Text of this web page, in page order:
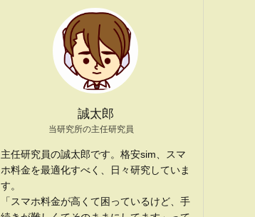
誠太郎
当研究所の主任研究員
主任研究員の誠太郎です。格安sim、スマ
ホ料金を最適化すべく、日々研究していま
す。
「スマホ料金が高くて困っているけど、手